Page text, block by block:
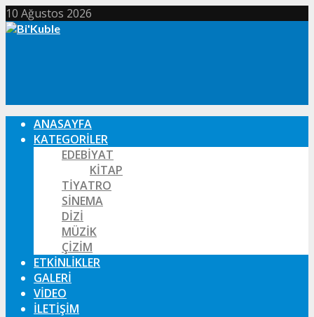
10 Ağustos 2026
ANASAYFA
KATEGORILER
EDEBIYAT
KITAP
TIYATRO
SINEMA
DIZI
MÜZIK
ÇIZIM
ETKINLIKLER
GALERI
VIDEO
İLETIŞIM